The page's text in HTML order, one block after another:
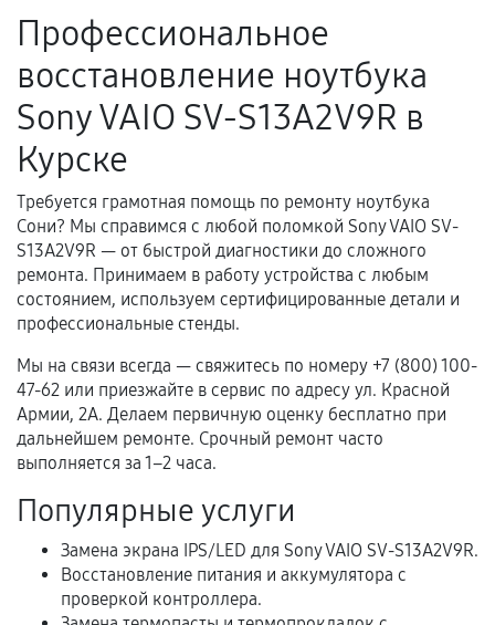
Поломка установленной детали при
нормальной эксплуатации в течение
гарантийного срока.
Несоответствие комплектующей заявленным
техническим характеристикам.
Документы для подтверждения
гарантии
Гарантийный талон.
Акт выполненных работ с датой, перечнем
услуг и сроком гарантии.
Документы на установленные комплектующие
и кассовый чек.
Расширенная гарантия
В некоторых случаях возможно оформление
расширенной гарантии. Стоимость, сроки и
Профессиональное
восстановление ноутбука
Sony VAIO SV-S13A2V9R в
Курске
Требуется грамотная помощь по ремонту ноутбука
Сони? Мы справимся с любой поломкой Sony VAIO SV-
S13A2V9R — от быстрой диагностики до сложного
ремонта. Принимаем в работу устройства с любым
состоянием, используем сертифицированные детали и
профессиональные стенды.
Мы на связи всегда — свяжитесь по номеру +7 (800) 100-
47-62 или приезжайте в сервис по адресу ул. Красной
Армии, 2А. Делаем первичную оценку бесплатно при
дальнейшем ремонте. Срочный ремонт часто
выполняется за 1–2 часа.
Популярные услуги
Замена экрана IPS/LED для Sony VAIO SV-S13A2V9R.
Восстановление питания и аккумулятора с
проверкой контроллера.